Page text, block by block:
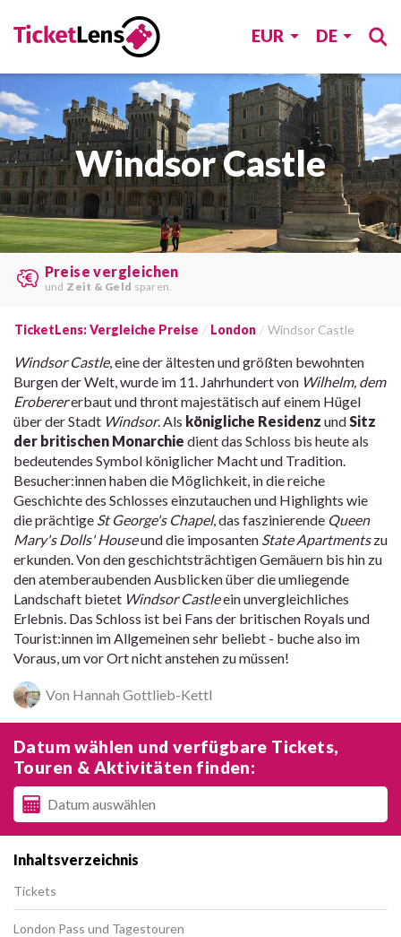
EUR DE
Windsor Castle
Die besten Angebote
von verschiedenen Webseiten
TicketLens: Vergleiche Preise London Windsor Castle
Windsor Castle, eine der ältesten und größten bewohnten
Burgen der Welt, wurde im 11. Jahrhundert von Wilhelm, dem
Eroberererbaut und thront majestätisch auf einem Hügel
über der Stadt Windsor. Als königliche Residenz und Sitz
der britischen Monarchie dient das Schloss bis heute als
bedeutendes Symbol königlicher Macht und Tradition.
Besucher:innen haben die Möglichkeit, in die reiche
Geschichte des Schlosses einzutauchen und Highlights wie
die prächtige St George's Chapel, das faszinierende Queen
Mary's Dolls' Houseund die imposanten State Apartmentszu
erkunden. Von den geschichtsträchtigen Gemäuern bis hin zu
den atemberaubenden Ausblicken über die umliegende
Landschaft bietet Windsor Castleein unvergleichliches
Erlebnis. Das Schloss ist bei Fans der britischen Royals und
Tourist:innen im Allgemeinen sehr beliebt - buche also im
Voraus, um vor Ort nicht anstehen zu müssen!
Von Hannah Gottlieb-Kettl
Datum wählen und verfügbare Tickets,
Touren & Aktivitäten finden:
Inhaltsverzeichnis
Tickets
London Pass und Tagestouren